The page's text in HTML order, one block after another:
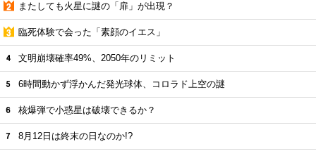
またしても火星に謎の「扉」が出現？
臨死体験で会った「素顔のイエス」
文明崩壊確率49%、2050年のリミット
6時間動かず浮かんだ発光球体、コロラド上空の謎
核爆弾で小惑星は破壊できるか？
8月12日は終末の日なのか!?